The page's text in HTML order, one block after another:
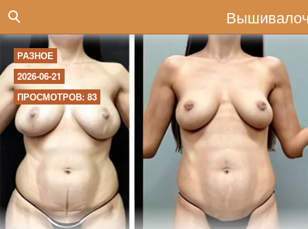
РАЗНОЕ
2026-06-21
ПРОСМОТРОВ: 83